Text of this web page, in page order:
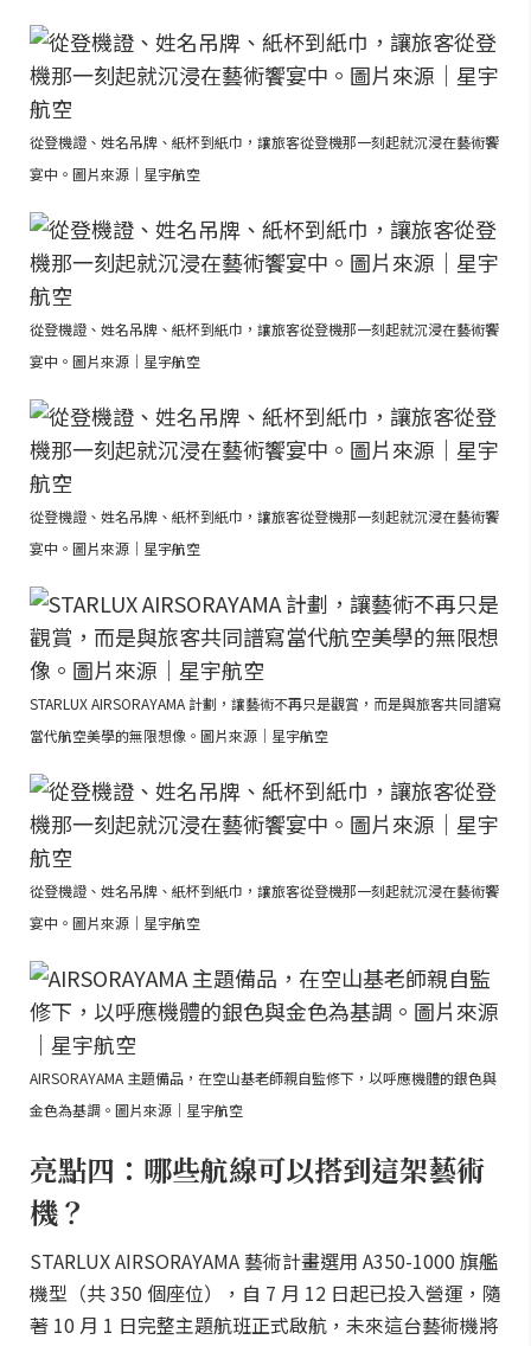
從登機證、姓名吊牌、紙杯到紙巾，讓旅客從登機那一刻起就沉浸在藝術饗
宴中。圖片來源｜星宇航空
從登機證、姓名吊牌、紙杯到紙巾，讓旅客從登機那一刻起就沉浸在藝術饗
宴中。圖片來源｜星宇航空
從登機證、姓名吊牌、紙杯到紙巾，讓旅客從登機那一刻起就沉浸在藝術饗
宴中。圖片來源｜星宇航空
STARLUX AIRSORAYAMA 計劃，讓藝術不再只是觀賞，而是與旅客共同譜寫
當代航空美學的無限想像。圖片來源｜星宇航空
從登機證、姓名吊牌、紙杯到紙巾，讓旅客從登機那一刻起就沉浸在藝術饗
宴中。圖片來源｜星宇航空
AIRSORAYAMA 主題備品，在空山基老師親自監修下，以呼應機體的銀色與
金色為基調。圖片來源｜星宇航空
亮點四：哪些航線可以搭到這架藝術
機？
STARLUX AIRSORAYAMA 藝術計畫選用 A350-1000 旗艦
機型（共 350 個座位），自 7 月 12 日起已投入營運，隨
著 10 月 1 日完整主題航班正式啟航，未來這台藝術機將